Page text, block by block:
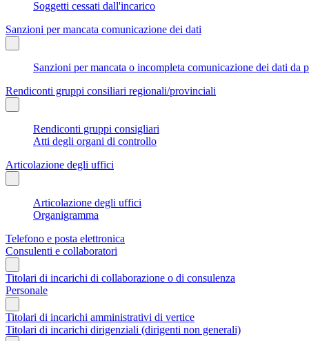
Soggetti cessati dall'incarico
Sanzioni per mancata comunicazione dei dati
Sanzioni per mancata o incompleta comunicazione dei dati
Rendiconti gruppi consiliari regionali/provinciali
Rendiconti gruppi consigliari
Atti degli organi di controllo
Articolazione degli uffici
Articolazione degli uffici
Organigramma
Telefono e posta elettronica
Consulenti e collaboratori
Titolari di incarichi di collaborazione o di consulenza
Personale
Titolari di incarichi amministrativi di vertice
Titolari di incarichi dirigenziali (dirigenti non generali)